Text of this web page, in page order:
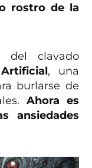
rostro de la
del clavado
, una
burlarse de
Ahora es
ansiedades